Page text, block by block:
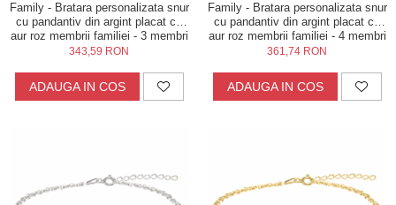
Family - Bratara personalizata snur
cu pandantiv din argint placat cu
aur roz membrii familiei - 3 membri
343,59 RON
ADAUGA IN COS
Family - Bratara personalizata snur
cu pandantiv din argint placat cu
aur roz membrii familiei - 4 membri
361,74 RON
ADAUGA IN COS